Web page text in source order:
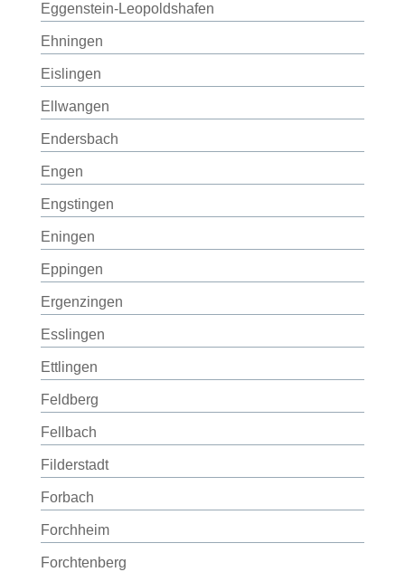
Eggenstein-Leopoldshafen
Ehningen
Eislingen
Ellwangen
Endersbach
Engen
Engstingen
Eningen
Eppingen
Ergenzingen
Esslingen
Ettlingen
Feldberg
Fellbach
Filderstadt
Forbach
Forchheim
Forchtenberg